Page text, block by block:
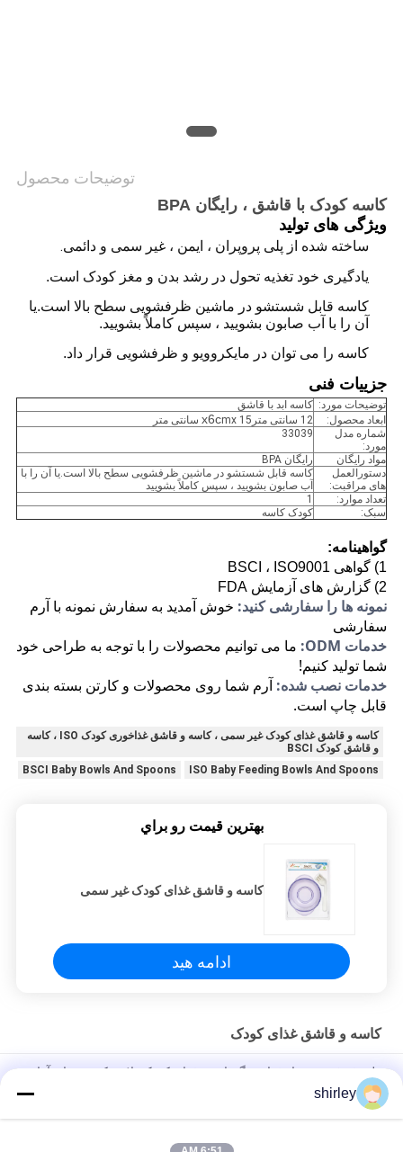
توضیحات محصول
کاسه کودک با قاشق ، رایگان BPA
ویژگی های تولید
ساخته شده از پلی پروپران ، ایمن ، غیر سمی و دائمی.
یادگیری خود تغذیه تحول در رشد بدن و مغز کودک است.
کاسه قابل شستشو در ماشین ظرفشویی سطح بالا است.یا
آن را با آب صابون بشویید ، سپس کاملاً بشویید.
کاسه را می توان در مایکروویو و ظرفشویی قرار داد.
جزییات فنی
توضیحات مورد: کاسه ابد با قاشق
ابعاد محصول:
12 سانتی متر x6cmx 15 سانتی متر
شماره مدل
مورد:
33039
مواد رایگان
رایگان BPA
دستورالعمل
های مراقبت:
کاسه قابل شستشو در ماشین ظرفشویی سطح بالا است.یا آن را با
آب صابون بشویید ، سپس کاملاً بشویید
تعداد موارد:
1
سبک:
کودک کاسه
گواهینامه:
1) گواهی BSCI ، ISO9001
2) گزارش های آزمایش FDA
نمونه ها را سفارشی کنید: خوش آمدید به سفارش نمونه با آرم
سفارشی
خدمات ODM:
ما می توانیم محصولات را با توجه به طراحی خود
شما تولید کنیم!
خدمات نصب شده: آرم شما روی محصولات و کارتن بسته بندی
قابل چاپ است.
کاسه و قاشق غذای کودک غیر سمی ، کاسه و قاشق غذاخوری کودک ISO ، کاسه
و قاشق کودک BSCI
ISO Baby Feeding Bowls And Spoons
BSCI Baby Bowls And Spoons
بهترين قيمت رو براي
کاسه و قاشق غذای کودک غیر سمی
ادامه هید
کاسه و قاشق غذای کودک
ظروف فریزر مواد غذایی نگهدارنده غذای کودک پلاستیکی و هوای آزاد
BPA
کاسه و قاشق غذای کودک رایگان از جنس پلی پروپیلن BPA
shirley